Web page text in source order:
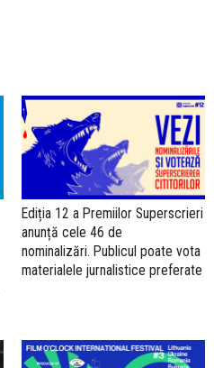
Ediția 12 a Premiilor Superscrieri
anunță cele 46 de
nominalizări. Publicul poate vota
materialele jurnalistice preferate